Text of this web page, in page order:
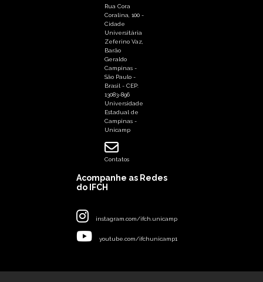
Rua Cora
Coralina, 100 -
Cidade
Universitária
Zeferino Vaz,
Barão
Geraldo
Campinas -
São Paulo -
Brasil - CEP:
13083-896
Universidade
Estadual de
Campinas -
Unicamp
Contatos
Acompanhe as Redes
do IFCH
instagram.com/ifch.unicamp
youtube.com/ifchunicamp1